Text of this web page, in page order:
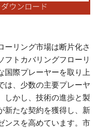
ーリング市場は断片化さ
フトカバリングフローリ
国際プレーヤーを取り上
は、少数の主要プレーヤ
しかし、技術の進歩と製
新たな契約を獲得し、新
ンスを高めています。市